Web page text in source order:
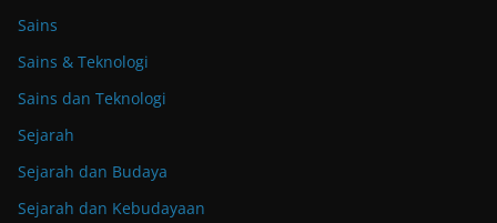
Sains
Sains & Teknologi
Sains dan Teknologi
Sejarah
Sejarah dan Budaya
Sejarah dan Kebudayaan